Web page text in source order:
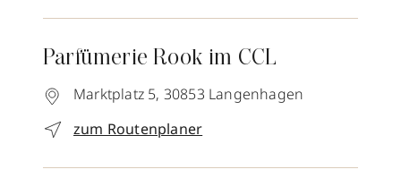
Parfümerie Rook im CCL
Marktplatz 5, 30853 Langenhagen
zum Routenplaner